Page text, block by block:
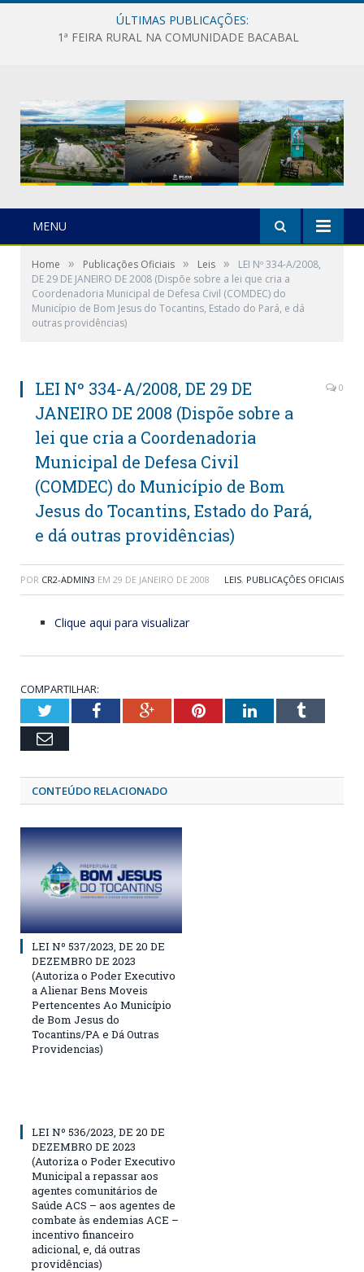
ÚLTIMAS PUBLICAÇÕES:
1ª FEIRA RURAL NA COMUNIDADE BACABAL
MENU
Home » Publicações Oficiais » Leis »
LEI Nº 334-A/2008,
DE 29 DE JANEIRO DE 2008 (Dispõe sobre a lei que cria a
Coordenadoria Municipal de Defesa Civil (COMDEC) do
Município de Bom Jesus do Tocantins, Estado do Pará, e dá
outras providências)
LEI Nº 334-A/2008, DE 29 DE
JANEIRO DE 2008 (Dispõe sobre a
lei que cria a Coordenadoria
Municipal de Defesa Civil
(COMDEC) do Município de Bom
Jesus do Tocantins, Estado do Pará,
e dá outras providências)
0
POR CR2-ADMIN3 EM 29 DE JANEIRO DE 2008 LEIS, PUBLICAÇÕES OFICIAIS
Clique aqui para visualizar
COMPARTILHAR:
TwitterFacebookGoogle+PinterestLinkedInTumblr
Email
CONTEÚDO RELACIONADO
LEI Nº 537/2023, DE 20 DE
DEZEMBRO DE 2023
(Autoriza o Poder Executivo
a Alienar Bens Moveis
Pertencentes Ao Município
de Bom Jesus do
Tocantins/PA e Dá Outras
Providencias)
LEI Nº 536/2023, DE 20 DE
DEZEMBRO DE 2023
(Autoriza o Poder Executivo
Municipal a repassar aos
agentes comunitários de
Saúde ACS – aos agentes de
combate às endemias ACE –
incentivo financeiro
adicional, e, dá outras
providências)